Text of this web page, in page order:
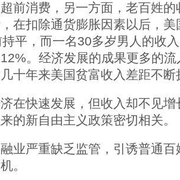
前消费，另一方面，老百姓
在扣除通货膨胀因素以后，
平，而一名30多岁男人的收
。经济发展的成果更多的
十年来美国贫富收入差距不断
快速发展，但收入却不见增
的新自由主义政策密切相关。
严重缺乏监管，引诱普通百
。